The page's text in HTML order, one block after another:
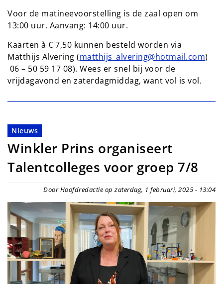
Voor de matineevoorstelling is de zaal open om
13:00 uur. Aanvang: 14:00 uur.
Kaarten à € 7,50 kunnen besteld worden via
Matthijs Alvering (matthijs_alvering@hotmail.com)
06 – 50 59 17 08). Wees er snel bij voor de
vrijdagavond en zaterdagmiddag, want vol is vol.
Nieuws
Winkler Prins organiseert
Talentcolleges voor groep 7/8
Door Hoofdredactie op zaterdag, 1 februari, 2025 - 13:04